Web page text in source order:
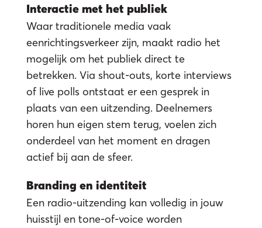
Interactie met het publiek
Waar traditionele media vaak
eenrichtingsverkeer zijn, maakt radio het
mogelijk om het publiek direct te
betrekken. Via shout-outs, korte interviews
of live polls ontstaat er een gesprek in
plaats van een uitzending. Deelnemers
horen hun eigen stem terug, voelen zich
onderdeel van het moment en dragen
actief bij aan de sfeer.
Branding en identiteit
Een radio-uitzending kan volledig in jouw
huisstijl en tone-of-voice worden